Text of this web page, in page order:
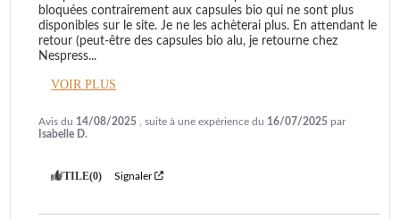
bloquées contrairement aux capsules bio qui ne sont plus
disponibles sur le site. Je ne les achèterai plus. En attendant le
retour (peut-être des capsules bio alu, je retourne chez
Nespress...
VOIR PLUS
Avis du 14/08/2025 , suite à une expérience du 16/07/2025 par
Isabelle D.
UTILE(0) Signaler